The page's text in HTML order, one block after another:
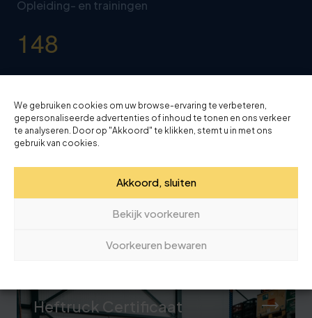
We gebruiken cookies om uw browse-ervaring te verbeteren,
gepersonaliseerde advertenties of inhoud te tonen en ons verkeer
te analyseren. Door op "Akkoord" te klikken, stemt u in met ons
gebruik van cookies.
Akkoord, sluiten
Bekijk voorkeuren
Voorkeuren bewaren
Opleiding- en trainingen
148
opleidingenop het gebied van transport en
logistiek.
Relevante opleidingen
Heftruck Certificaat